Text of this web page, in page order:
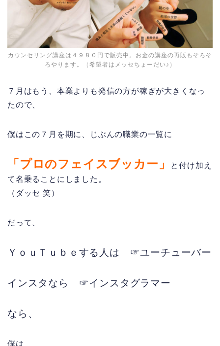
カウンセリング講座は４９８０円で販売中。お金の講座の再販もそろそ
ろやります。（希望者はメッセちょーだい♪）
７月はもう、本業よりも発信の方が稼ぎが大きくなっ
たので、
僕はこの７月を期に、じぶんの職業の一覧に
「プロのフェイスブッカー」
と付け加え
て名乗ることにしました。
（ダッセ 笑）
だって、
ＹｏｕＴｕｂｅする人は ☞ユーチューバー
インスタなら ☞インスタグラマー
なら、
僕は